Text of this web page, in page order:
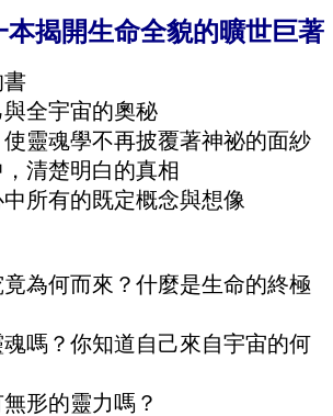
本揭開生命全貌的曠世巨著
書
全宇宙的奧秘
靈魂學不再披覆著神祕的面紗
清楚明白的真相
所有的既定概念與想像
為何而來？什麼是生命的終極
嗎？你知道自己來自宇宙的何
形的靈力嗎？
19
醫療之建議，也不建議在未經
，使用任何技術來治療生理或
眾有任何生理與心理之疾病，
治。本中心所提供的任何資
助之調理，並非醫療行為，因
民眾承擔任何責任。